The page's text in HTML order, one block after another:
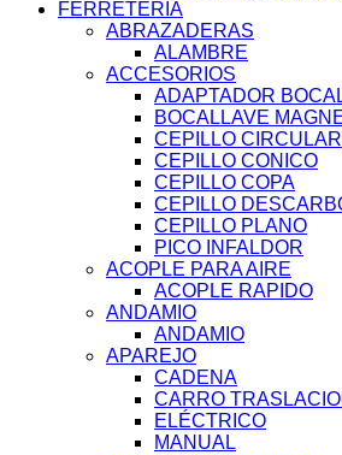
FERRETERIA
ABRAZADERAS
ALAMBRE
ACCESORIOS
ADAPTADOR
BOCALLAVE
CEPILLO CIRCULAR
CEPILLO CONICO
CEPILLO COPA
CEPILLO
CEPILLO PLANO
PICO INFALDOR
ACOPLE PARA AIRE
ACOPLE RAPIDO
ANDAMIO
ANDAMIO
APAREJO
CADENA
CARRO
ELÉCTRICO
MANUAL